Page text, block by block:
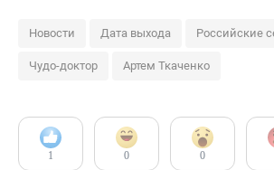
Новости Дата выхода Российские
Чудо-доктор Артем Ткаченко
1 0 0